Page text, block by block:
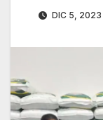
DIC 5, 2023